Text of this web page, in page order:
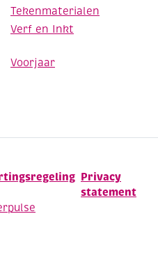
Tekenmaterialen
Verf en Inkt
Voorjaar
Privacy
statement